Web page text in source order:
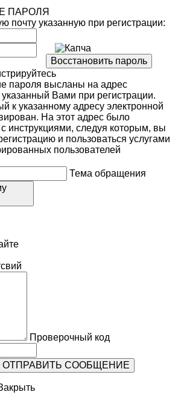
ПАРОЛЯ
почту указанную при регистрации:
пароля высланы на адрес
Вами при регистрации.
к указанному адресу электронной
На этот адрес было
инструкциями, следуя которым, вы
и пользоваться услугами
пользователей
Тема обращения
Проверочный код